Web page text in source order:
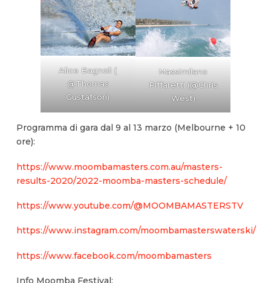
Alice Bagnoli (
@Thomas
Gustafson)
Massimilano
Piffaretti (@Chris
West)
Programma di gara dal 9 al 13 marzo (Melbourne + 10
ore):
https://www.moombamasters.com.au/masters-
results-2020/2022-moomba-masters-schedule/
https://www.youtube.com/@MOOMBAMASTERSTV
https://www.instagram.com/moombamasterswaterski/
https://www.facebook.com/moombamasters
Info Moomba Festival: